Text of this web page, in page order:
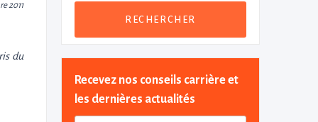
2011
du
RECHERCHER
Recevez nos conseils carrière et
les dernières actualités